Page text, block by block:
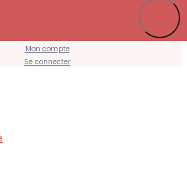
Mon compte
Se connecter